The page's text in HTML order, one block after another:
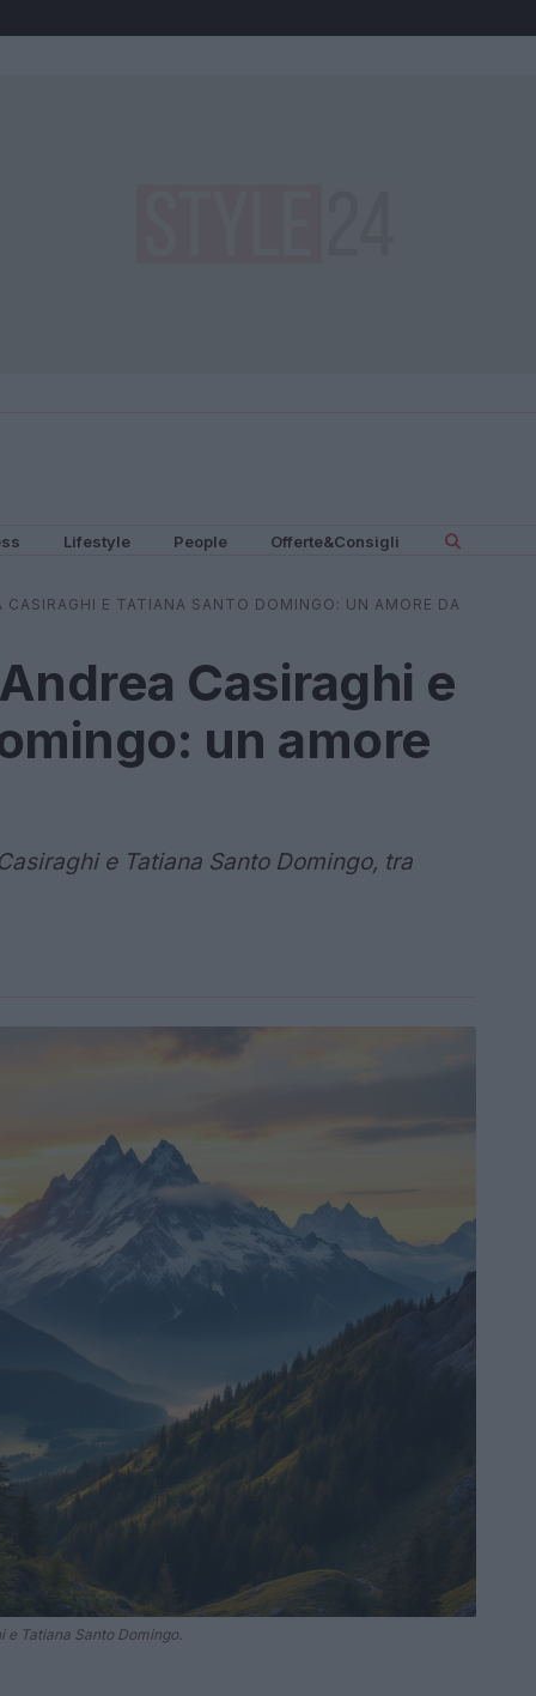
Lifestyle People Offerte&Consigli
E TATIANA SANTO DOMINGO: UN AMORE DA
Casiraghi e
un amore
e Tatiana Santo Domingo, tra
Tatiana Santo Domingo.